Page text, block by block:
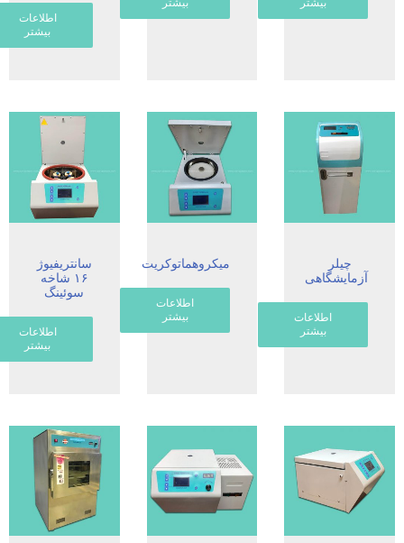
بیشتر
بیشتر
اطلاعات
بیشتر
چیلر
آزمایشگاهی
اطلاعات
بیشتر
میکروهماتوکریت
اطلاعات
بیشتر
سانتریفیوژ
۱۶ شاخه
سوئینگ
اطلاعات
بیشتر